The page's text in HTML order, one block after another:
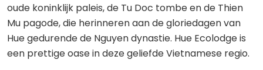
oude koninklijk paleis, de Tu Doc tombe en de Thien
Mu pagode, die herinneren aan de gloriedagen van
Hue gedurende de Nguyen dynastie. Hue Ecolodge is
een prettige oase in deze geliefde Vietnamese regio.